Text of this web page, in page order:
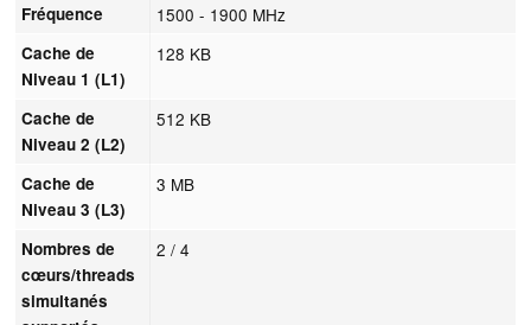
Fréquence 1500 - 1900 MHz
Cache de
Niveau 1 (L1)
128 KB
Cache de
Niveau 2 (L2)
512 KB
Cache de
Niveau 3 (L3)
3 MB
Nombres de
cœurs/threads
simultanés
2 / 4